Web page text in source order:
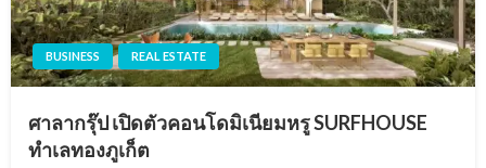
BUSINESS REAL ESTATE
ศาลากรุ๊ป เปิดตัวคอนโดมิเนียมหรู SURFHOUSE
ทำเลทองภูเก็ต